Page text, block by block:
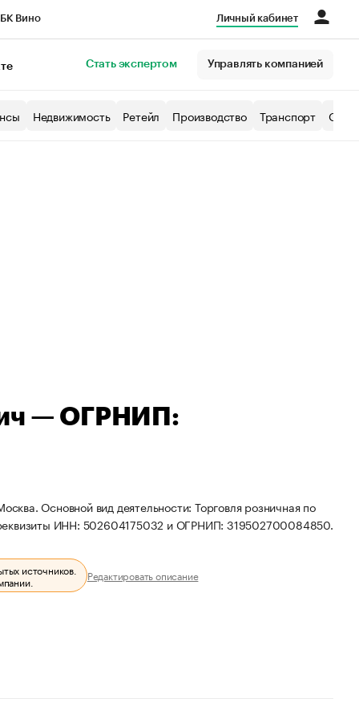
Вино Личный кабинет
Стать экспертом Управлять компанией
Недвижимость Ретейл Производство Транспорт
— ОГРНИП:
Основной вид деятельности: Торговля розничная по
ИНН: 502604175032 и ОГРНИП: 319502700084850.
источников.
Редактировать описание